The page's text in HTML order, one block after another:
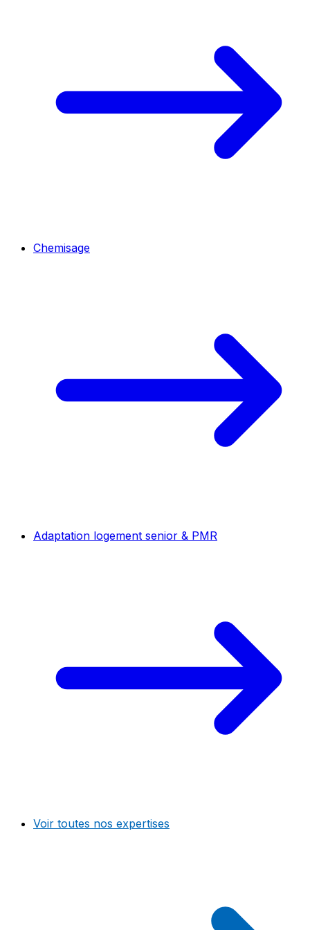
Chemisage
Adaptation logement senior & PMR
Voir toutes nos expertises